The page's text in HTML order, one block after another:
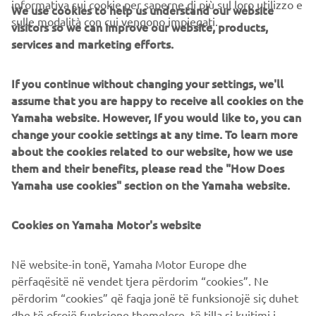
CORPORATE
PIÙ YAMAHA
SUPPORTO
Conoscerai in anteprima le ultime offerte, gli eventi speciali, le
sulle modalità con cui vengono impiegati.
We use cookies to help us understand our website
visitors so we can improve our website, products,
services and marketing efforts.
If you continue without changing your settings, we'll
assume that you are happy to receive all cookies on the
Yamaha website. However, If you would like to, you can
change your cookie settings at any time. To learn more
about the cookies related to our website, how we use
them and their benefits, please read the "How Does
Yamaha use cookies" section on the Yamaha website.
Cookies on Yamaha Motor's website
Në website-in tonë, Yamaha Motor Europe dhe
përfaqësitë në vendet tjera përdorim “cookies”. Ne
përdorim “cookies” që faqja jonë të funksionojë siç duhet
dhe të ofrojë funksione themelore, të tilla si kujtimi i